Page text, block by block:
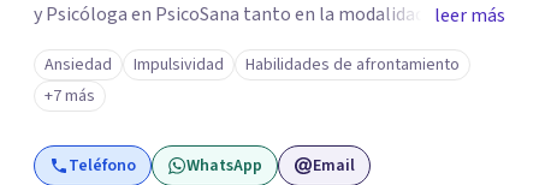
y Psicóloga en PsicoSana tanto en la modalidad
presencial como la modalidad online. Busco poder
acompañarte en tu proyecto de vida, de
autoconocimiento, autoestima, bienestar y amor propio.
Mi objetivo es poder ayudarte a conocer tus emociones
desde una estabilidad emocional para lograr una
leer más
Ansiedad Impulsividad
Habilidades de afrontamiento
+7 más
Teléfono WhatsApp Email